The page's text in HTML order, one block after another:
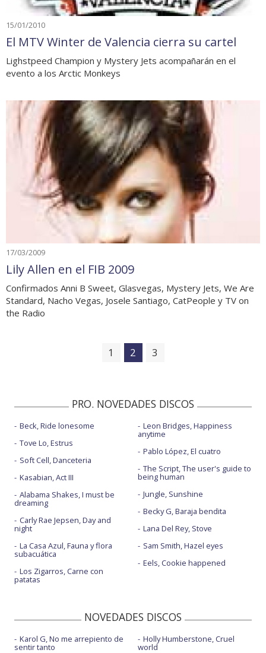
15/01/2010
El MTV Winter de Valencia cierra su cartel
Lighstpeed Champion y Mystery Jets acompañarán en el
evento a los Arctic Monkeys
17/03/2009
Lily Allen en el FIB 2009
Confirmados Anni B Sweet, Glasvegas, Mystery Jets, We Are
Standard, Nacho Vegas, Josele Santiago, CatPeople y TV on
the Radio
1 2 3
PRO. NOVEDADES DISCOS
Beck, Ride lonesome
Tove Lo, Estrus
Soft Cell, Danceteria
Kasabian, Act III
Alabama Shakes, I must be
dreaming
Carly Rae Jepsen, Day and
night
La Casa Azul, Fauna y flora
subacuática
Los Zigarros, Carne con
patatas
Leon Bridges, Happiness
anytime
Pablo López, El cuatro
The Script, The user's guide to
being human
Jungle, Sunshine
Becky G, Baraja bendita
Lana Del Rey, Stove
Sam Smith, Hazel eyes
Eels, Cookie happened
NOVEDADES DISCOS
Karol G, No me arrepiento de
sentir tanto
Holly Humberstone, Cruel
world